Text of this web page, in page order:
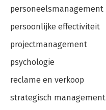
personeelsmanagement
persoonlijke effectiviteit
projectmanagement
psychologie
reclame en verkoop
strategisch management